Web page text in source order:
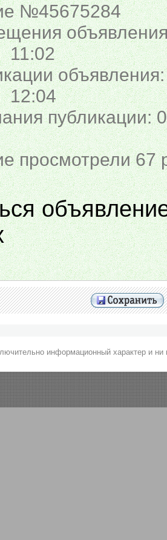
№45675284
11:02
объявления:
12:04
публикации:
просмотрели 67
информационный характер и ни